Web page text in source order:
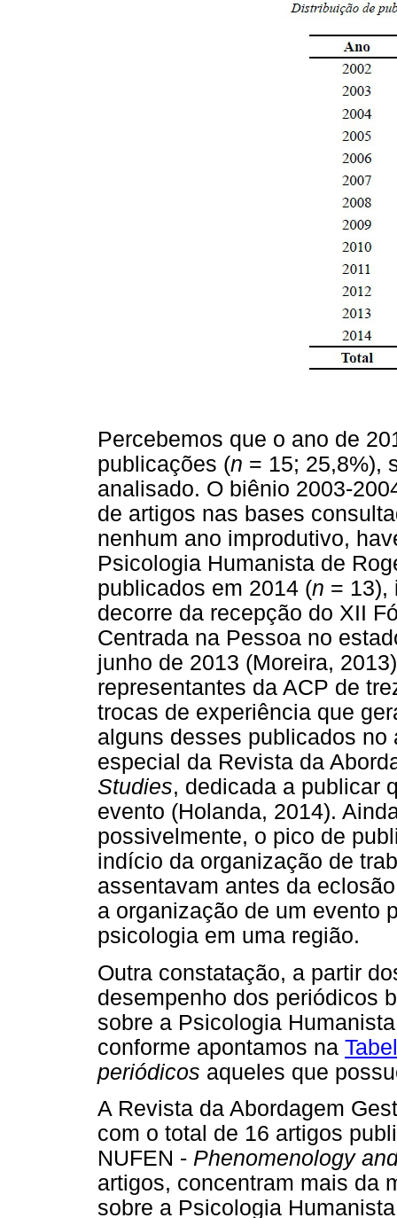
Percebemos que o ano de
publicações (n = 15; 25,8%),
analisado. O biênio 2003-
de artigos nas bases
nenhum ano improdutivo,
Psicologia Humanista de
publicados em 2014 (n = 13),
decorre da recepção do XII
Centrada na Pessoa no
junho de 2013 (Moreira,
representantes da ACP de
trocas de experiência que
alguns desses publicados
especial da Revista da
Studies, dedicada a publicar
evento (Holanda, 2014).
possivelmente, o pico de
indício da organização de
assentavam antes da
a organização de um evento
psicologia em uma região.
Outra constatação, a partir
desempenho dos periódicos
sobre a Psicologia
conforme apontamos na
periódicos aqueles que
A Revista da Abordagem
com o total de 16 artigos
NUFEN - Phenomenology
artigos, concentram mais da
sobre a Psicologia